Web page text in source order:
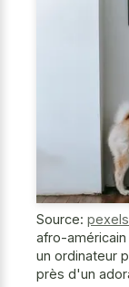
Source:
afro-
un ordinateur
près d'un